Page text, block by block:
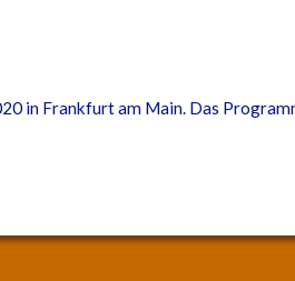
in Frankfurt am Main. Das